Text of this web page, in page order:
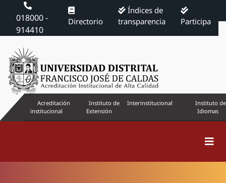
018000 -
914410
Directorio
Índices de
transparencia
Participa
Acreditación
institucional
Instituto de
Extensión
Interinstitucional
Instituto de
Idiomas